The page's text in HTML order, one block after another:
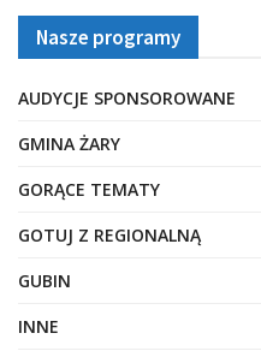
Nasze programy
AUDYCJE SPONSOROWANE
GMINA ŻARY
GORĄCE TEMATY
GOTUJ Z REGIONALNĄ
GUBIN
INNE